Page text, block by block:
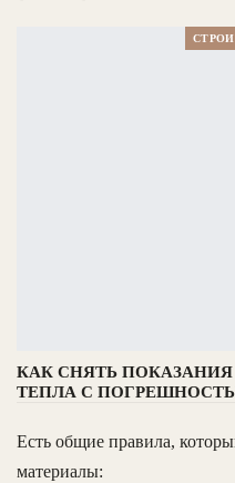
КАК СНЯТЬ
ТЕПЛА С
Есть общие правила,
материалы: